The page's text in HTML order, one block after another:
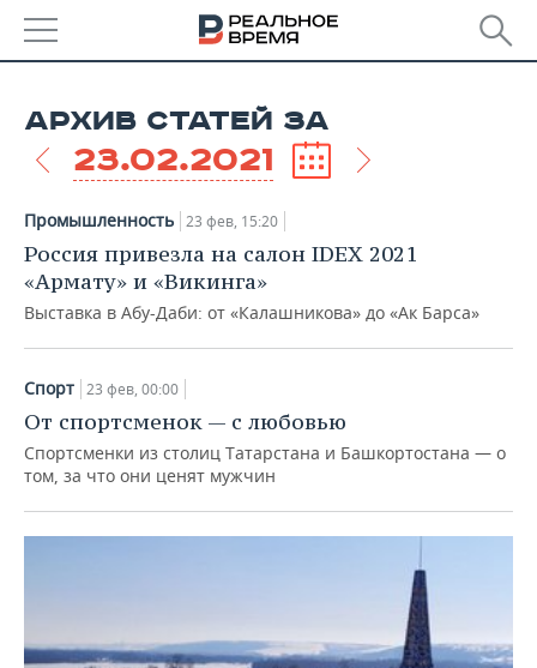
УДМУРТИЯ
НОВОСТИ
НОВОСТИ АНАЛИТИКИ
ДЕКЛАРАЦИИ О ДОХОДАХ
ВУЗЫ ТАТАРСТАНА
КОМУ ПРИНАДЛЕЖАТ
ТОРГОВЫЕ ЦЕНТРЫ
ТАТАРСТАНА
ЭКОНОМИКА
НОВОСТИ ЭКОНОМИКИ
БАНКИ
БЮДЖЕТ
ПРОМЫШЛЕННОСТЬ
ПРОМЫШЛЕННОСТИ
АГРОПРОМ
МАШИНОСТРОЕНИЕ
ОПК
НОВОСТИ НЕДВИЖИМОСТИ
АВТО
НОВОСТИ АВТО
БИЗНЕС
НОВОСТИ МЕРОПРИЯТИЙ
СПОРТ
АРХИВ СТАТЕЙ ЗА
23.02.2021
Промышленность 23 фев, 15:20
Россия привезла на салон IDEX 2021
«Армату» и «Викинга»
Выставка в Абу-Даби: от «Калашникова» до «Ак Барса»
Спорт 23 фев, 00:00
От спортсменок — с любовью
Спортсменки из столиц Татарстана и Башкортостана — о
том, за что они ценят мужчин